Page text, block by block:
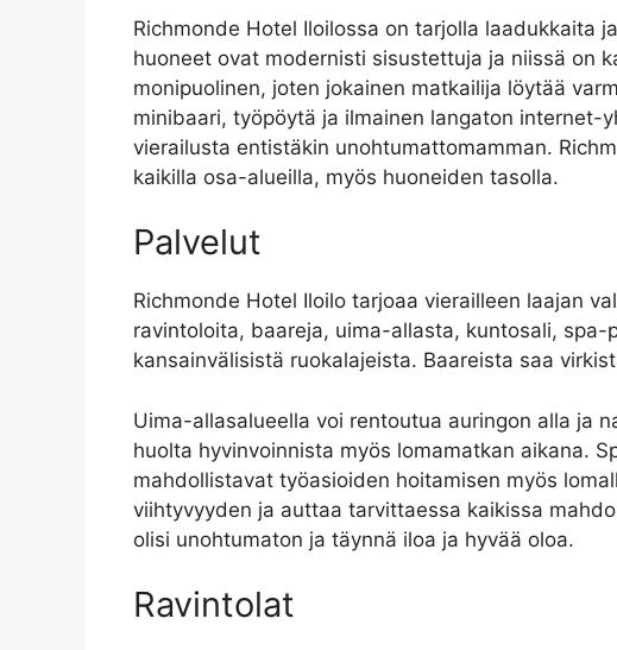
Richmonde Hotel Iloilossa on tarjolla laadukkaita
huoneet ovat modernisti sisustettuja ja niissä on
monipuolinen, joten jokainen matkailija löytää
minibaari, työpöytä ja ilmainen langaton internet-
vierailusta entistäkin unohtumattomamman.
kaikilla osa-alueilla, myös huoneiden tasolla.
Palvelut
Richmonde Hotel Iloilo tarjoaa vierailleen laajan
ravintoloita, baareja, uima-allasta, kuntosali,
kansainvälisistä ruokalajeista. Baareista saa
Uima-allasalueella voi rentoutua auringon alla ja
huolta hyvinvoinnista myös lomamatkan aikana.
mahdollistavat työasioiden hoitamisen myös
viihtyvyyden ja auttaa tarvittaessa kaikissa
olisi unohtumaton ja täynnä iloa ja hyvää oloa.
Ravintolat